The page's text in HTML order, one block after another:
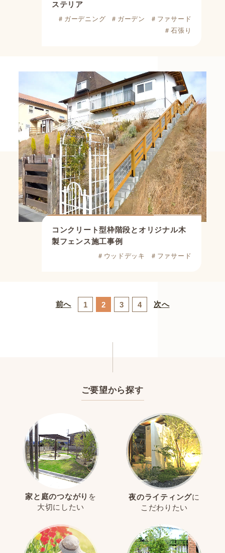
ステリア
＃ガーデニング ＃ガーデン
＃ファサード
＃石張り
コンクリート型枠階段とオリジナル木
製フェンス施工事例
＃ウッドデッキ ＃ファサード
前へ 1 2 3 4 次へ
ご要望から探す
家と庭のつながり を
大切にしたい
夜のライティングに
こだわりたい